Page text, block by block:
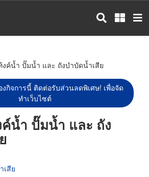
งค์น้ำ ปั๊มน้ำ และ ถังบำบัดน้ำเสีย
กิจการนี้ ติดต่อรับส่วนลดพิเศษ! เพื่อจัด
ทำเว็บไซต์
น้ำ ปั๊มน้ำ และ ถัง
เสีย